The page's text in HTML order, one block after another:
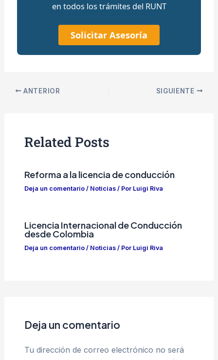
en todos los trámites del RUNT
Solicitar Asesoría
ANTERIOR SIGUIENTE
Related Posts
Reforma a la licencia de conducción
Deja un comentario / Noticias/ Por Luigi Riva
Licencia Internacional de Conducción
desde Colombia
Deja un comentario / Noticias/ Por Luigi Riva
Deja un comentario
Tu dirección de correo electrónico no será